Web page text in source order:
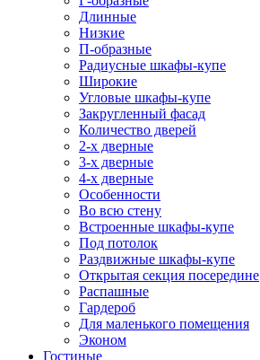
Длинные
Низкие
П-образные
Радиусные шкафы-купе
Широкие
Угловые шкафы-купе
Закругленный фасад
Количество дверей
2-х дверные
3-х дверные
4-х дверные
Особенности
Во всю стену
Встроенные шкафы-купе
Под потолок
Раздвижные шкафы-купе
Открытая секция посередине
Распашные
Гардероб
Для маленького помещения
Эконом
Гостиные